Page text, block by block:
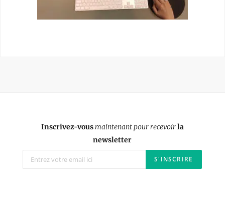
Inscrivez-vousmaintenant pour recevoirla
newsletter